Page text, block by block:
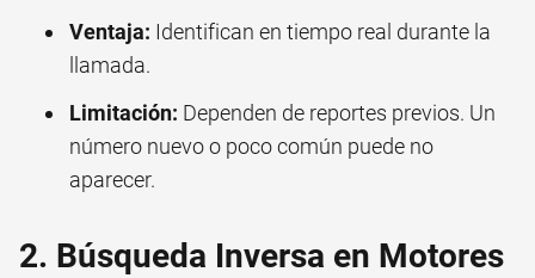
Ventaja: Identifican en tiempo real durante la
llamada.
Limitación: Dependen de reportes previos. Un
número nuevo o poco común puede no
aparecer.
2. Búsqueda Inversa en Motores